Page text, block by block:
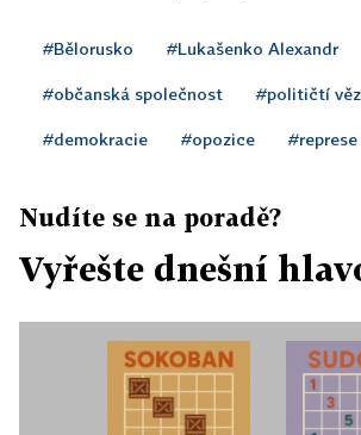
#Bělorusko #Lukašenko Alexandr
#občanská společnost #političtí
#demokracie #opozice #represe
Nudíte se na poradě?
Vyřešte dnešní